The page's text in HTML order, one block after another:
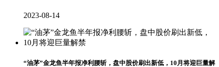
2023-08-14
“油茅”金龙鱼半年报净利腰斩，盘中股价刷出新低，10月将迎巨量解